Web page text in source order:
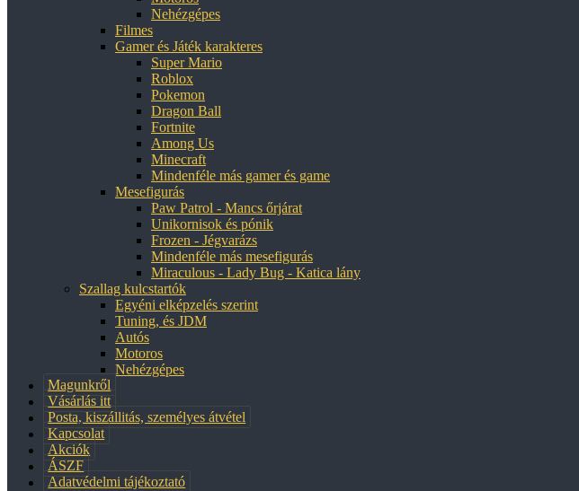
Nehézgépes
Filmes
Gamer és Játék karakteres
Super Mario
Roblox
Pokemon
Dragon Ball
Fortnite
Among Us
Minecraft
Mindenféle más gamer és game
Mesefigurás
Paw Patrol - Mancs őrjárat
Unikornisok és pónik
Frozen - Jégvarázs
Mindenféle más mesefigurás
Miraculous - Lady Bug - Katica lány
Szallag kulcstartók
Egyéni elképzelés szerint
Tuning, és JDM
Autós
Motoros
Nehézgépes
Magunkről
Vásárlás itt
Posta, kiszállitás, személyes átvétel
Kapcsolat
Akciók
ÁSZF
Adatvédelmi tájékoztató